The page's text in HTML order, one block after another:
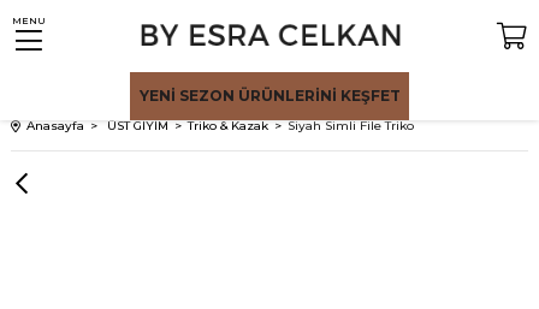
MENU
YENİ SEZON ÜRÜNLERİNİ KEŞFET
Anasayfa ÜST GİYİM Triko & Kazak Siyah Simli File Triko